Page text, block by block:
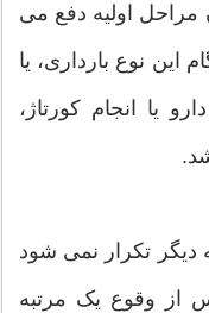
مراحل اولیه دفع می
نوع بارداری، یا
یا انجام کورتاژ،
دیگر تکرار نمی شود
از وقوع یک مرتبه